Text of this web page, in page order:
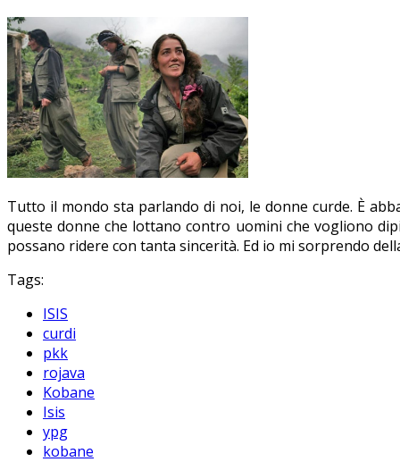
Tutto il mondo sta parlando di noi, le donne curde. È
queste donne che lottano contro uomini che vogliono
possano ridere con tanta sincerità. Ed io mi sorprendo
Tags:
ISIS
curdi
pkk
rojava
Kobane
Isis
ypg
kobane